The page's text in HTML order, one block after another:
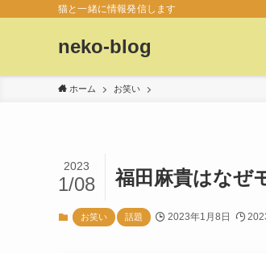
猫と一緒に情報発信します
neko-blog
ホーム お笑い
福田麻貴はなぜ
2023
1/08
お笑い 話題 2023年1月8日